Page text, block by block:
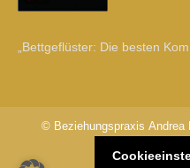
„Bettgeflüster: Die besten